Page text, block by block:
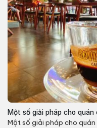
Một số giải pháp cho
Một số giải pháp cho